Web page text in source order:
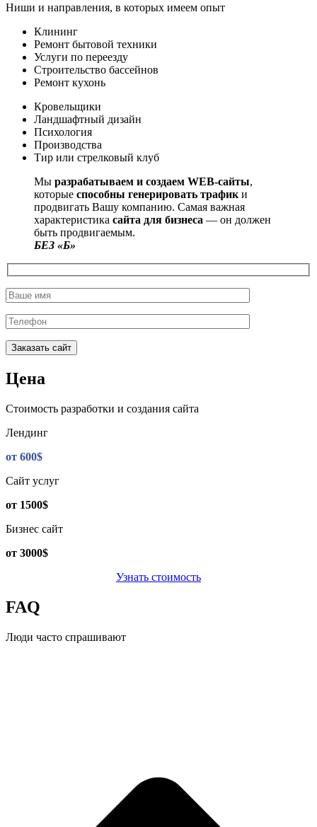
Ниши и направления, в которых имеем опыт
Клининг
Ремонт бытовой техники
Услуги по переезду
Строительство бассейнов
Ремонт кухонь
Кровельщики
Ландшафтный дизайн
Психология
Производства
Тир или стрелковый клуб
Мы разрабатываем и создаем WEB-сайты,
которые способны генерировать трафик и
продвигать Вашу компанию. Самая важная
характеристика сайта для бизнеса — он должен
быть продвигаемым.
БЕЗ «Б»
Цена
Стоимость разработки и создания сайта
Лендинг
от 600$
Сайт услуг
от 1500$
Бизнес сайт
от 3000$
Узнать стоимость
FAQ
Люди часто спрашивают